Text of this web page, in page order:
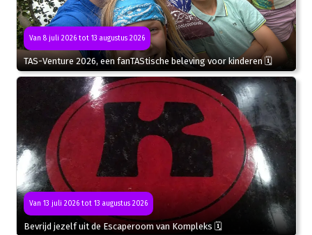
Van 8 juli 2026 tot 13 augustus 2026
TAS-Venture 2026, een fanTAStische beleving voor kinderen 🗓
Van 13 juli 2026 tot 13 augustus 2026
Bevrijd jezelf uit de Escaperoom van Kompleks 🗓